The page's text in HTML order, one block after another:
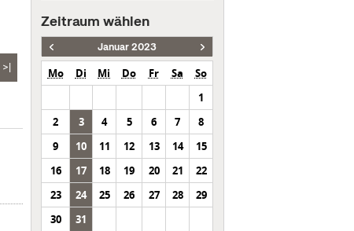
>|
Zeitraum wählen
Januar 2023
Mo Di Mi Do Fr Sa
So
1
2
3 4 5 6 7
8
9
10 11 12 13 14
15
16
17 18 19 20 21
22
23
24 25 26 27 28
29
30
31